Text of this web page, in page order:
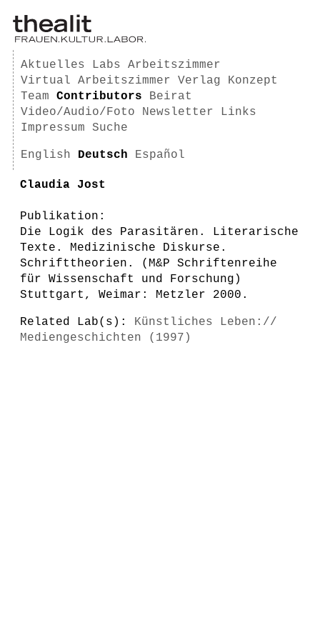
Aktuelles Labs
Arbeitszimmer
Virtual Arbeitszimmer
Verlag
Konzept
Team
Contributors
Beirat
Video/Audio/Foto
Newsletter
Links
Impressum
Suche
English Deutsch Español
Claudia Jost
Publikation:
Die Logik des Parasitären. Literarische
Texte. Medizinische Diskurse.
Schrifttheorien. (M&P Schriftenreihe
für Wissenschaft und Forschung)
Stuttgart, Weimar: Metzler 2000.
Related Lab(s): Künstliches Leben://
Mediengeschichten (1997)